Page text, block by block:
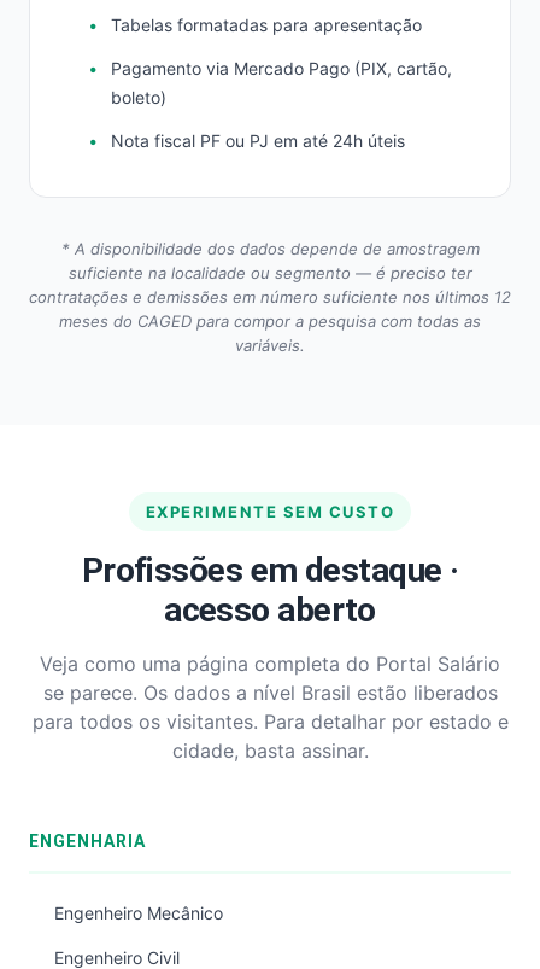
Tabelas formatadas para apresentação
Pagamento via Mercado Pago (PIX, cartão,
boleto)
Nota fiscal PF ou PJ em até 24h úteis
* A disponibilidade dos dados depende de amostragem
suficiente na localidade ou segmento — é preciso ter
contratações e demissões em número suficiente nos últimos 12
meses do CAGED para compor a pesquisa com todas as
variáveis.
EXPERIMENTE SEM CUSTO
Profissões em destaque ·
acesso aberto
Veja como uma página completa do Portal Salário
se parece. Os dados a nível Brasil estão liberados
para todos os visitantes. Para detalhar por estado e
cidade, basta assinar.
ENGENHARIA
Engenheiro Mecânico
Engenheiro Civil